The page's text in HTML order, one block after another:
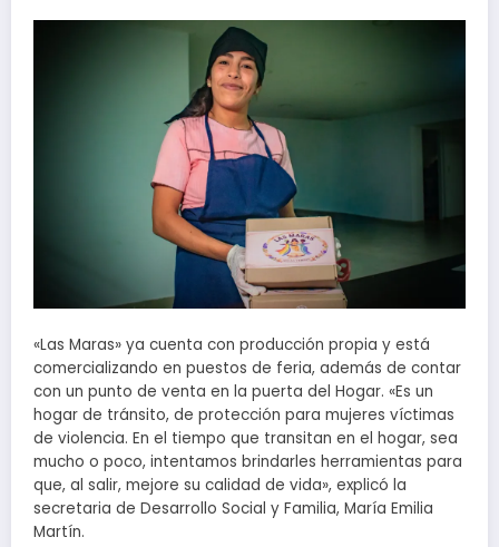
«Las Maras» ya cuenta con producción propia y está
comercializando en puestos de feria, además de contar
con un punto de venta en la puerta del Hogar. «Es un
hogar de tránsito, de protección para mujeres víctimas
de violencia. En el tiempo que transitan en el hogar, sea
mucho o poco, intentamos brindarles herramientas para
que, al salir, mejore su calidad de vida», explicó la
secretaria de Desarrollo Social y Familia, María Emilia
Martín.